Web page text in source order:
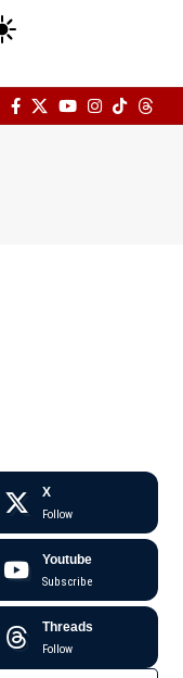
X
Follow
Youtube
Subscribe
Threads
Follow